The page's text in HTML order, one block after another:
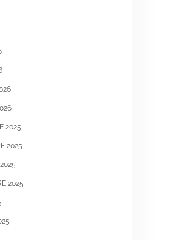
2025
2025
2025